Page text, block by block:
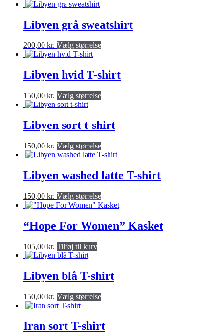
produktsiden
flere
varianter.
kan
produktsiden
Libyen grå sweatshirt
200,00 kr. Vælg størrelseDette
flere
varianter.
kan
produktsiden
Libyen hvid T-shirt
150,00 kr. Vælg størrelseDette
flere
varianter.
kan
vælges
produktsiden
Libyen sort t-shirt
150,00 kr. Vælg størrelseDette
produkt
flere
varianter.
kan
vælges
produktsiden
Libyen washed latte T-shirt
150,00 kr. Vælg størrelseDette
produkt
varianter.
produktsiden
“Hope For Women” Kasket
105,00 kr. Tilføj til kurv
Libyen blå T-shirt
150,00 kr. Vælg størrelseDette
flere
varianter.
Iran sort T-shirt